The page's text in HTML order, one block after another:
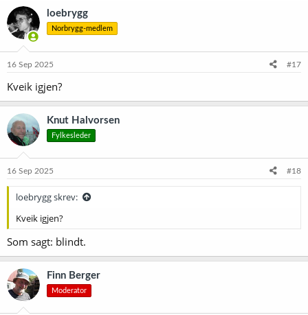
k
s
j
o
e
:
loebrygg
Norbrygg-medlem
16 Sep 2025 #17
Kveik igjen?
Knut Halvorsen
Fylkesleder
16 Sep 2025 #18
loebrygg skrev:
Kveik igjen?
Som sagt: blindt.
Finn Berger
Moderator